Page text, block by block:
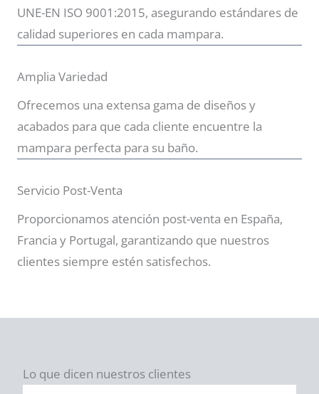
UNE-EN ISO 9001:2015, asegurando estándares de
calidad superiores en cada mampara.
Amplia Variedad
Ofrecemos una extensa gama de diseños y
acabados para que cada cliente encuentre la
mampara perfecta para su baño.
Servicio Post-Venta
Proporcionamos atención post-venta en España,
Francia y Portugal, garantizando que nuestros
clientes siempre estén satisfechos.
Lo que dicen nuestros clientes